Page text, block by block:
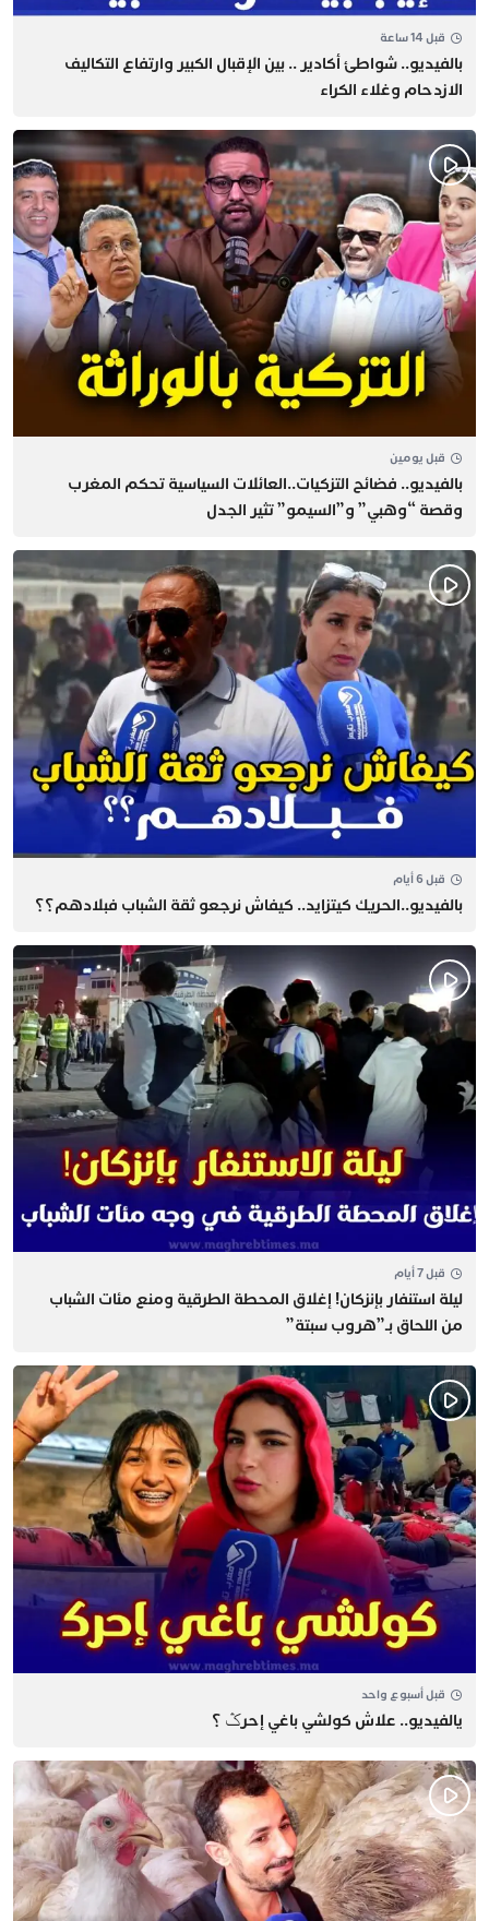
قبل 14 ساعة
بالفيديو.. شواطئ أكادير .. بين الإقبال الكبير وارتفاع التكاليف
الازدحام وغلاء الكراء
قبل يومين
بالفيديو.. فضائح التزكيات..العائلات السياسية تحكم المغرب
وقصة “وهبي” و”السيمو” تثير الجدل
قبل 6 أيام
بالفيديو..الحريك كيتزايد.. كيفاش نرجعو ثقة الشباب فبلادهم؟؟
قبل 7 أيام
​ليلة استنفار بإنزكان! إغلاق المحطة الطرقية ومنع مئات الشباب
من اللحاق بـ”هروب سبتة”
قبل أسبوع واحد
يالفيديو.. علاش كولشي باغي إحرݣ ؟